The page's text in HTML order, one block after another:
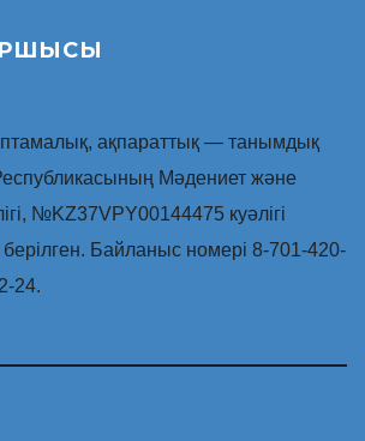
ақпараттық — танымдық
Мәдениет және
№KZ37VPY00144475 куәлігі
Байланыс номері 8-701-420-
24.